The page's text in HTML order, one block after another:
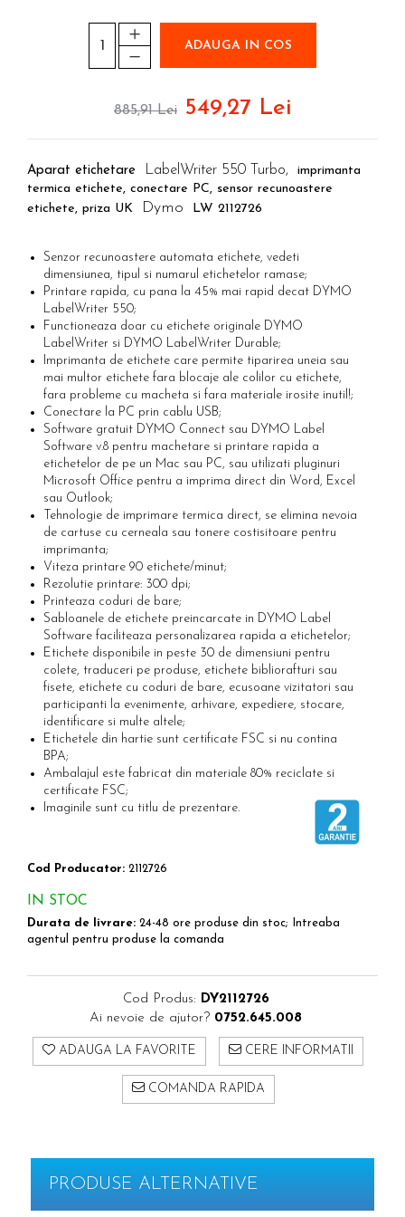
Etichete Aimo Phomemo M110 |
Etichete bijuterii Aimo Phomemo
Batoane silicon cu sclipici
Batoane silicon Rapid Fun to Fix
Batoane silicon pluta
Clesti pentru nituri si popnituri
Nituri etansare Rapid
Nituri automotive Rapid colorate
Piulite nit Rapid
Capsatoare pneumatice
Pistoale pneumatice batut cuie in
banda
Pistoale pneumatice duale batut
capse sau cuie in banda
Preducele si Clesti pentru ocheti
finisare bannere
Preducele Rapid
Capse, Pini si Cuie
Capse Rapid
Cuie Rapid
Ciocane de capsat pentru fixat folie
anticondens
Truse de scule combinate pentru
Extractor conectori Engineer
Geanta | Rucsac pentru scule
Pompe aspirator fludor si accesorii
Scule
Scule de mana KNIPEX
Scule multifunctionale si accesorii
Scule pentru aviatie
Scule pentru constructii navale si
intretinere nave
Scule pentru instalari panouri
fotovoltaice
Scule pentru reparatii biciclete |
motociclete
Scule si unelte VDE
Scule unelte lucru la inaltime
Surubelnite
Surubelnite pentru Mecanici
Surubelnite testare tensiune (Engineer)
Surubelnite VDE KNIPEX
Surubelnite Inox
Surubelnite Electricieni
Surubelnite VDE Wera
Biti Surubelnita
Extractoare suruburi uzate si
accesorii
Dalti electricieni si punctatoare
Reinnsteig
885,91 Lei 549,27 Lei
Aparat etichetare LabelWriter 550 Turbo,
imprimanta
termica etichete, conectare PC, sensor recunoastere
etichete, priza UK
Dymo LW 2112726
Senzor recunoastere automata etichete, vedeti
dimensiunea, tipul si numarul etichetelor ramase;
Printare rapida, cu pana la 45% mai rapid decat DYMO
LabelWriter 550;
Functioneaza doar cu etichete originale DYMO
LabelWriter si DYMO LabelWriter Durable;
Imprimanta de etichete care permite tiparirea uneia sau
mai multor etichete fara blocaje ale colilor cu etichete,
fara probleme cu macheta si fara materiale irosite inutil!;
Conectare la PC prin cablu USB;
Software gratuit DYMO Connect sau DYMO Label
Software v.8 pentru machetare si printare rapida a
etichetelor de pe un Mac sau PC, sau utilizati pluginuri
Microsoft Office pentru a imprima direct din Word, Excel
sau Outlook;
Tehnologie de imprimare termica direct, se elimina nevoia
de cartuse cu cerneala sau tonere costisitoare pentru
imprimanta;
Viteza printare 90 etichete/minut;
Rezolutie printare: 300 dpi;
Printeaza coduri de bare;
Sabloanele de etichete preincarcate in DYMO Label
Software faciliteaza personalizarea rapida a etichetelor;
Etichete disponibile in peste 30 de dimensiuni pentru
colete, traduceri pe produse, etichete bibliorafturi sau
fisete, etichete cu coduri de bare, ecusoane vizitatori sau
participanti la evenimente, arhivare, expediere, stocare,
identificare si multe altele;
Etichetele din hartie sunt certificate FSC si nu contina
BPA;
Ambalajul este fabricat din materiale 80% reciclate si
certificate FSC;
Imaginile sunt cu titlu de prezentare.
Cod Producator: 2112726
IN STOC
Durata de livrare: 24-48 ore produse din stoc; Intreaba
agentul pentru produse la comanda
ADAUGA IN COS
Cod Produs: DY2112726
Ai nevoie de ajutor? 0752.645.008
ADAUGA LA FAVORITE CERE INFORMATII
COMANDA RAPIDA
PRODUSE ALTERNATIVE